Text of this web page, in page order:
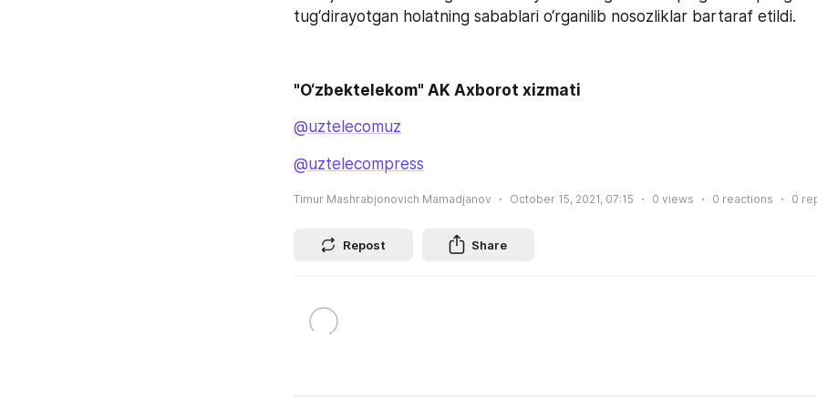
tug‘dirayotgan holatning sabablari o‘rganilib nosozliklar bartaraf etildi.
"O‘zbektelekom" AK Axborot xizmati
@uztelecomuz
@uztelecompress
Timur Mashrabjonovich Mamadjanov October 15, 2021, 07:15 0 views 0 reactions 0
Repost Share